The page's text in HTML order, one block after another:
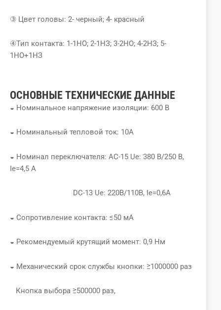
③ Цвет головы: 2- черный; 4- красный
④Тип контакта: 1-1НО; 2-1НЗ; 3-2НО; 4-2НЗ; 5-
1НО+1НЗ
ОСНОВНЫЕ ТЕХНИЧЕСКИЕ ДАННЫЕ
◒ Номинальное напряжение изоляции: 600 В
◒ Номинальный тепловой ток: 10А
◒ Номинал переключателя: AC-15 Ue: 380 В/250 В,
Ie=4,5 А
DC-13 Ue: 220В/110В, Ie=0,6A
◒ Сопротивление контакта: ≤50 мА
◒ Рекомендуемый крутящий момент: 0,9 Нм
◒ Механический срок службы кнопки: ≥1000000 раз
Кнопка выбора ≥500000 раз,